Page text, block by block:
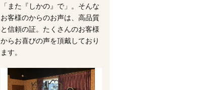
「また『しかの』で」。そんな
お客様のからのお声は、高品質
と信頼の証。たくさんのお客様
からお喜びの声を頂戴しており
ます。